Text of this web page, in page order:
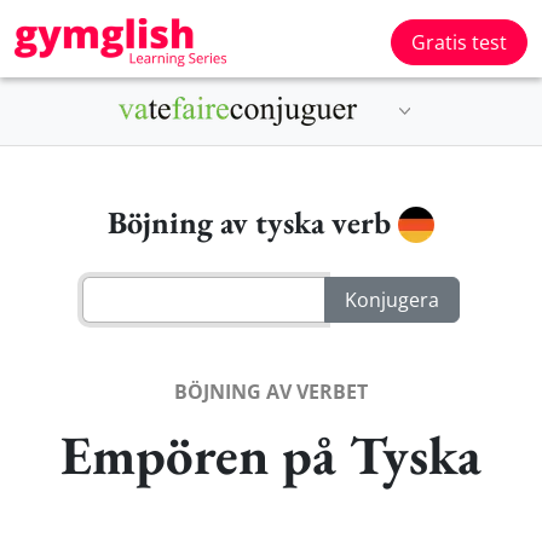
Gratis test
Böjning av tyska verb
BÖJNING AV VERBET
Empören på Tyska